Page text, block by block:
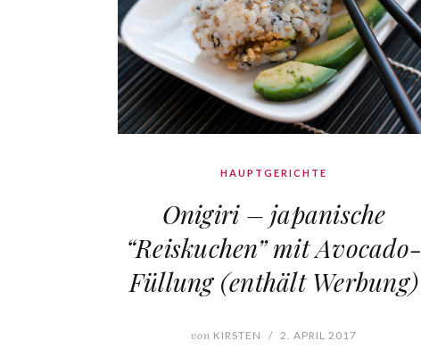
HAUPTGERICHTE
Onigiri – japanische
“Reiskuchen” mit Avocado-
Füllung (enthält Werbung)
von KIRSTEN / 2. APRIL 2017